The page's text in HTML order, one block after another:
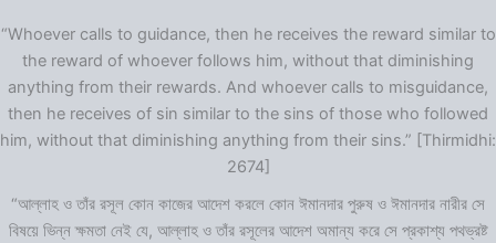
“Whoever calls to guidance, then he receives the reward similar to
the reward of whoever follows him, without that diminishing
anything from their rewards. And whoever calls to misguidance,
then he receives of sin similar to the sins of those who followed
him, without that diminishing anything from their sins.” [Thirmidhi:
2674]
“আল্লাহ ও তাঁর রসূল কোন কাজের আদেশ করলে কোন ঈমানদার পুরুষ ও ঈমানদার নারীর সে
বিষয়ে ভিন্ন ক্ষমতা নেই যে, আল্লাহ ও তাঁর রসূলের আদেশ অমান্য করে সে প্রকাশ্য পথভ্রষ্ট